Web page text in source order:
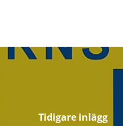
Tidigare inlägg